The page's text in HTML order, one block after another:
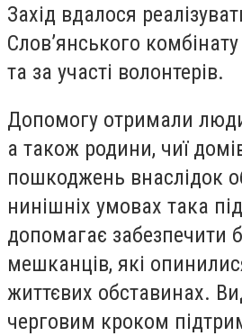
Захід вдалося
Слов’янського
та за участі волонтерів.
Допомогу отримали
а також родини, чиї
пошкоджень внаслідок
нинішніх умовах така
допомагає забезпечити
мешканців, які
життєвих обставинах.
черговим кроком